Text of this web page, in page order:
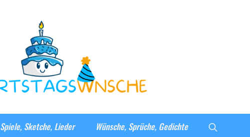
Spiele, Sketche, Lieder Wünsche, Sprüche, Gedichte